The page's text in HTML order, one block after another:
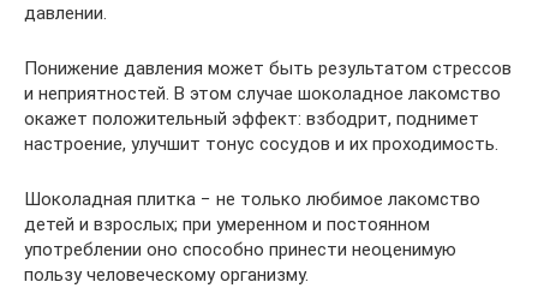
давлении.
Понижение давления может быть результатом стрессов
и неприятностей. В этом случае шоколадное лакомство
окажет положительный эффект: взбодрит, поднимет
настроение, улучшит тонус сосудов и их проходимость.
Шоколадная плитка − не только любимое лакомство
детей и взрослых; при умеренном и постоянном
употреблении оно способно принести неоценимую
пользу человеческому организму.